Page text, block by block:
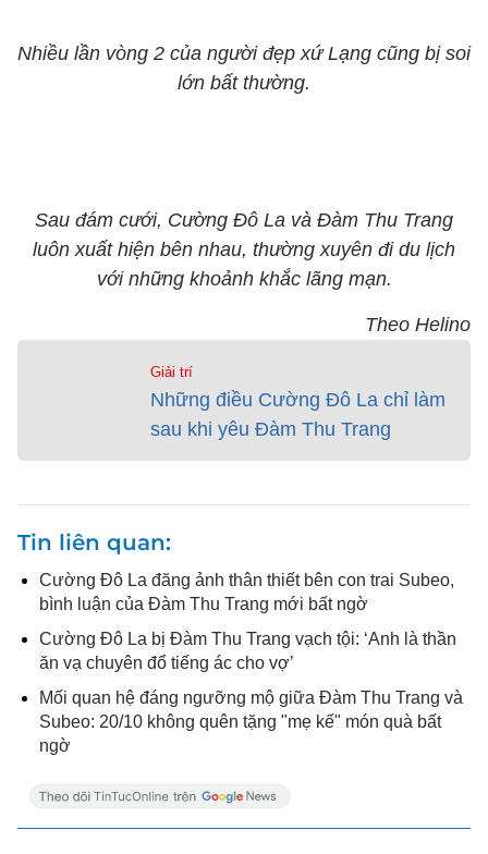
Nhiều lần vòng 2 của người đẹp xứ Lạng cũng bị soi
lớn bất thường.
Sau đám cưới, Cường Đô La và Đàm Thu Trang
luôn xuất hiện bên nhau, thường xuyên đi du lịch
với những khoảnh khắc lãng mạn.
Theo Helino
Giải trí
Những điều Cường Đô La chỉ làm
sau khi yêu Đàm Thu Trang
Tin liên quan
Cường Đô La đăng ảnh thân thiết bên con trai Subeo,
bình luận của Đàm Thu Trang mới bất ngờ
Cường Đô La bị Đàm Thu Trang vạch tội: ‘Anh là thần
ăn vạ chuyên đổ tiếng ác cho vợ’
Mối quan hệ đáng ngưỡng mộ giữa Đàm Thu Trang và
Subeo: 20/10 không quên tặng "mẹ kế" món quà bất
ngờ